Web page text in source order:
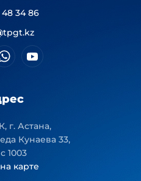
48 34 86
г. Астана,
Кунаева 33,
1003
карте